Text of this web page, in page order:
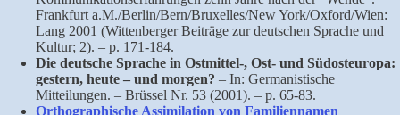
Frankfurt a.M./Berlin/Bern/Bruxelles/New York/Oxford/Wien:
Lang 2001 (Wittenberger Beiträge zur deutschen Sprache und
Kultur; 2). – p. 171-184.
Die deutsche Sprache in Ostmittel-, Ost- und Südosteuropa:
gestern, heute – und morgen? – In: Germanistische
Mitteilungen. – Brüssel Nr. 53 (2001). – p. 65-83.
Orthographische Assimilation von Familiennamen